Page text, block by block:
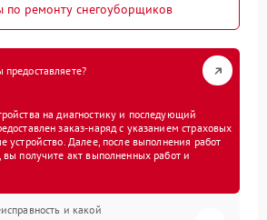
по ремонту снегоуборщиков
на диагностику и последующий
заказ-наряд с указанием страховых
устройство. Далее, после выполнения работ
вы получите акт выполненных работ и
и какой